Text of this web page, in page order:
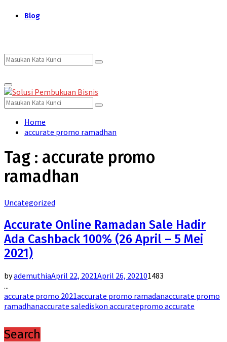
Blog
Search
for:
Search
Primary
Menu
Search
for:
Search
Home
accurate promo ramadhan
Tag : accurate promo
ramadhan
Uncategorized
Accurate Online Ramadan Sale Hadir
Ada Cashback 100% (26 April – 5 Mei
2021)
byademuthiaApril 22, 2021April 26, 202101483
...
accurate promo 2021accurate promo ramadanaccurate promo
ramadhanaccurate salediskon accuratepromo accurate
Search